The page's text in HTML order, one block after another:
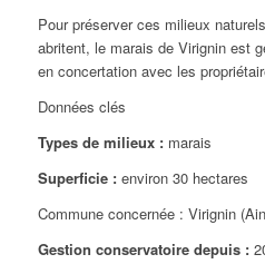
Pour préserver ces milieux
abritent, le marais de Virignin est
en concertation avec les
Données clés
Types de milieux :marais
Superficie :environ 30 hectares
Commune concernée : Virignin
Gestion conservatoire depuis :